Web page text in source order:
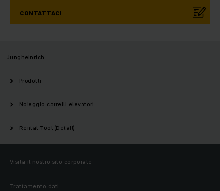
CONTATTACI
Jungheinrich
Prodotti
Noleggio carrelli elevatori
Rental Tool (Detail)
Visita il nostro sito corporate
Trattamento dati